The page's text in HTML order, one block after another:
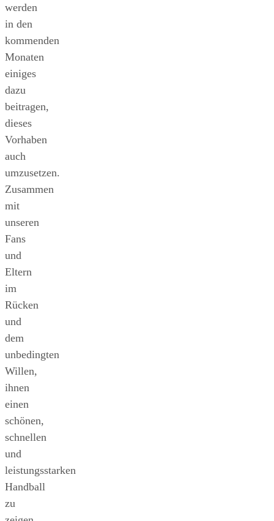
werden
in den
kommenden
Monaten
einiges
dazu
beitragen,
dieses
Vorhaben
auch
umzusetzen.
Zusammen
mit
unseren
Fans
und
Eltern
im
Rücken
und
dem
unbedingten
Willen,
ihnen
einen
schönen,
schnellen
und
leistungsstarken
Handball
zu